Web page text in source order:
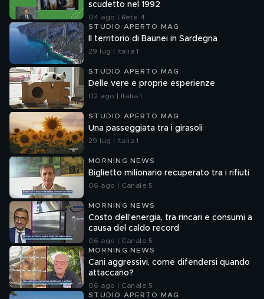
scudetto nel 1992
04 ago | Rete 4
STUDIO APERTO MAG
Il territorio di Baunei in Sardegna
29 lug | Italia 1
STUDIO APERTO MAG
Delle vere e proprie esperienze
02 ago | Italia 1
STUDIO APERTO MAG
Una passeggiata tra i girasoli
29 lug | Italia 1
MORNING NEWS
Biglietto milionario recuperato tra i rifiuti
06 ago | Canale 5
MORNING NEWS
Costo dell'energia, tra rincari e consumi a
causa del caldo record
06 ago | Canale 5
MORNING NEWS
Cani aggressivi, come difendersi quando
attaccano?
06 ago | Canale 5
STUDIO APERTO MAG